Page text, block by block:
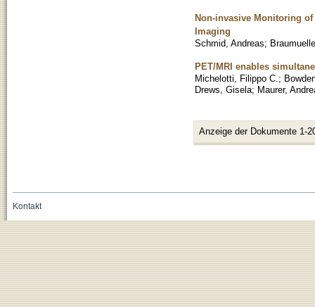
Non-invasive Monitoring of
Imaging
Schmid, Andreas;
PET/MRI enables
Michelotti, Filippo C. ;
Drews, Gisela; Maurer,
Anzeige der Dokumente 1-
Kontakt